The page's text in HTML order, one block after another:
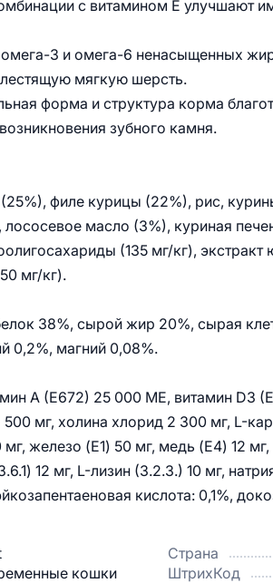
с витамином Е улучшают
3 и омега-6 ненасыщенных
мягкую шерсть.
форма и структура корма
зубного камня.
филе курицы (22%), рис,
лососевое масло (3%), куриная
(135 мг/кг),
мг/кг).
38%, сырой жир 20%, сырая
0,2%, магний 0,08%.
A (E672) 25 000 МЕ, витамин D3
мг, холина хлорид 2 300 мг, L-
железо (E1) 50 мг, медь (E4) 12
12 мг, L-лизин (3.2.3.) 10 мг,
кислота: 0,1%,
кошки
Страна
ШтрихКод